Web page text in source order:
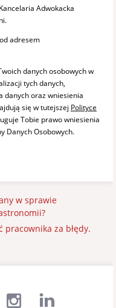
Adwokacka
adresem
danych osobowych w
tych danych,
danych oraz wniesienia
się w tutejszej Polityce
Tobie prawo wniesienia
Danych Osobowych.
w sprawie
pracownika za błędy.